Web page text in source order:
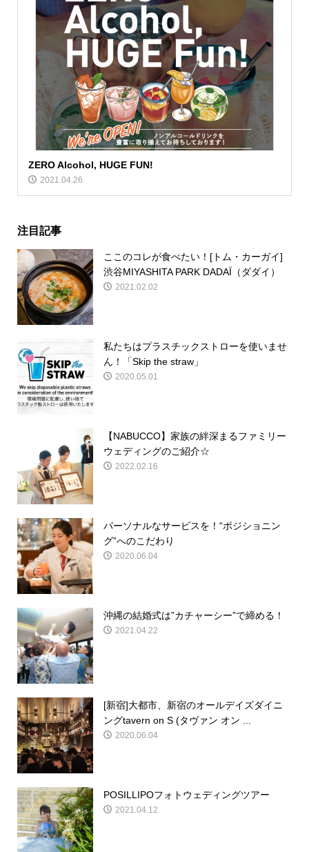
ZERO Alcohol, HUGE FUN!
2021.04.26
注目記事
ここのコレが食べたい！[トム・カーガイ]
渋谷MIYASHITA PARK DADAÏ（ダダイ）
2021.02.02
私たちはプラスチックストローを使いませ
ん！「Skip the straw」
2020.05.01
【NABUCCO】家族の絆深まるファミリー
ウェディングのご紹介☆
2022.02.16
パーソナルなサービスを！“ポジショニン
グ”へのこだわり
2020.06.04
沖縄の結婚式は”カチャーシー”で締める！
2021.04.22
[新宿]大都市、新宿のオールデイズダイニ
ングtavern on S (タヴァン オン ...
2020.06.04
POSILLIPOフォトウェディングツアー
2021.04.12